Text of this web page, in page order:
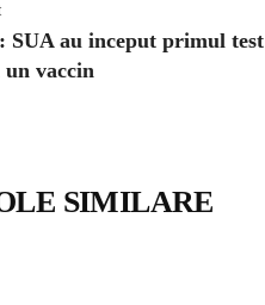
SUA au inceput primul test
vaccin
SIMILARE